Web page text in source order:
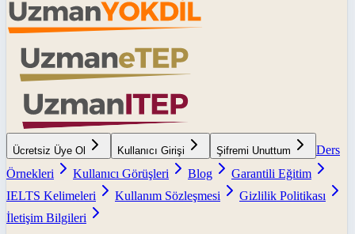
Ücretsiz Üye Ol Kullanıcı Girişi Şifremi Unuttum
Ders
Örnekleri
Kullanıcı Görüşleri Blog
Garantili Eğitim
IELTS Kelimeleri
Kullanım Sözleşmesi
Gizlilik Politikası
İletişim Bilgileri